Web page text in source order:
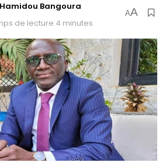
Hamidou Bangoura
de lecture:4 minutes
AA